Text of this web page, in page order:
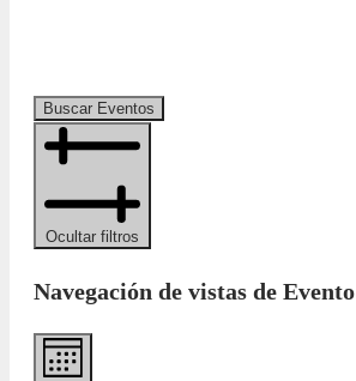
Buscar Eventos
Ocultar filtros
Navegación de vistas de Evento